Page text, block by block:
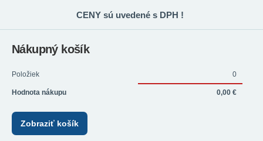
CENY sú uvedené s DPH !
Nákupný košík
Položiek 0
Hodnota nákupu 0,00 €
Zobraziť košík